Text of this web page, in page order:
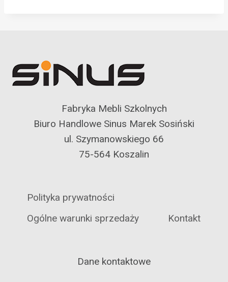
Fabryka Mebli Szkolnych
Biuro Handlowe Sinus Marek Sosiński
ul. Szymanowskiego 66
75-564 Koszalin
Polityka prywatności
Ogólne warunki sprzedaży
Kontakt
Dane kontaktowe